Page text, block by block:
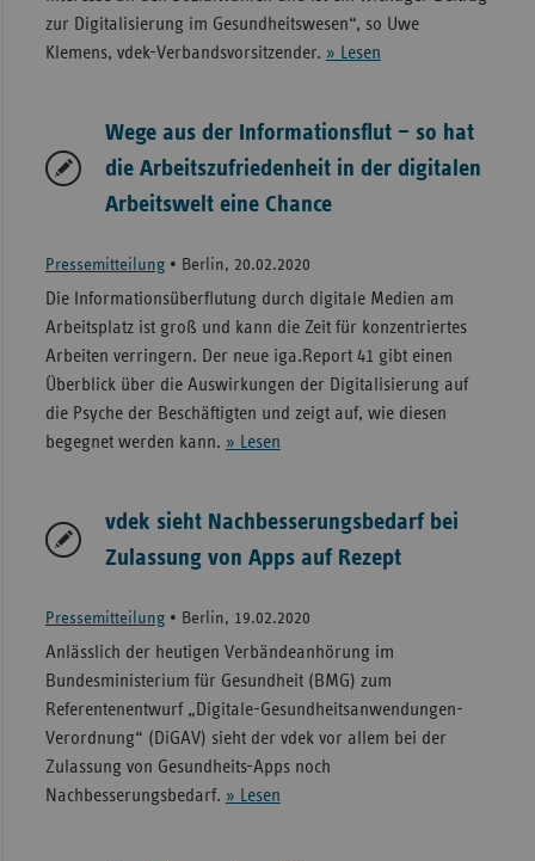
zur Digitalisierung im Gesundheitswesen“, so Uwe
Klemens, vdek-Verbandsvorsitzender. » Lesen
Wege aus der Informationsflut – so hat
die Arbeitszufriedenheit in der digitalen
Arbeitswelt eine Chance
Pressemitteilung• Berlin, 20.02.2020
Die Informationsüberflutung durch digitale Medien am
Arbeitsplatz ist groß und kann die Zeit für konzentriertes
Arbeiten verringern. Der neue iga.Report 41 gibt einen
Überblick über die Auswirkungen der Digitalisierung auf
die Psyche der Beschäftigten und zeigt auf, wie diesen
begegnet werden kann. » Lesen
vdek sieht Nachbesserungsbedarf bei
Zulassung von Apps auf Rezept
Pressemitteilung• Berlin, 19.02.2020
Anlässlich der heutigen Verbändeanhörung im
Bundesministerium für Gesundheit (BMG) zum
Referentenentwurf „Digitale-Gesundheitsanwendungen-
Verordnung“ (DiGAV) sieht der vdek vor allem bei der
Zulassung von Gesundheits-Apps noch
Nachbesserungsbedarf. » Lesen